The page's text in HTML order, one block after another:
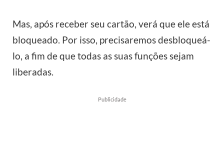
Mas, após receber seu cartão, verá que ele está
bloqueado. Por isso, precisaremos desbloqueá-
lo, a fim de que todas as suas funções sejam
liberadas.
Publicidade